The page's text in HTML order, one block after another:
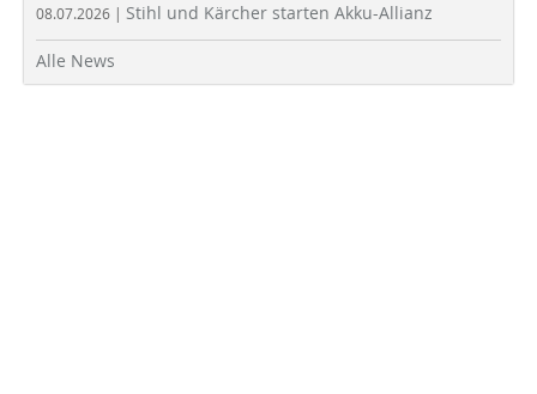
08.07.2026 | Stihl und Kärcher starten Akku-Allianz
Alle News